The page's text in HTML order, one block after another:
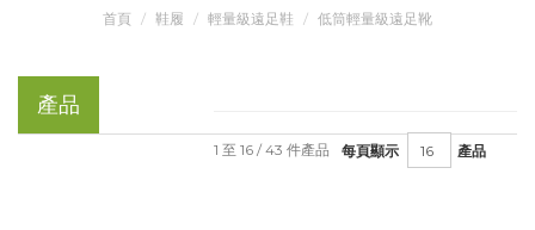
首頁 鞋履 輕量級遠足鞋 低筒輕量級遠足靴
產品
每頁顯示 產品
1 至 16 / 43 件產品